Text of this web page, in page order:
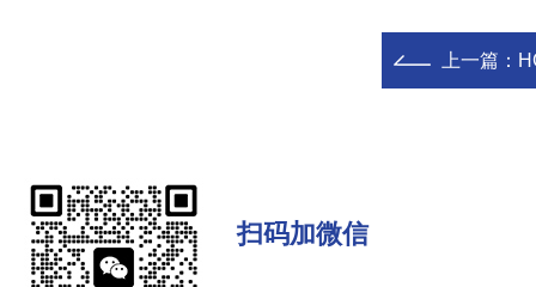
上一篇：
扫码加微信